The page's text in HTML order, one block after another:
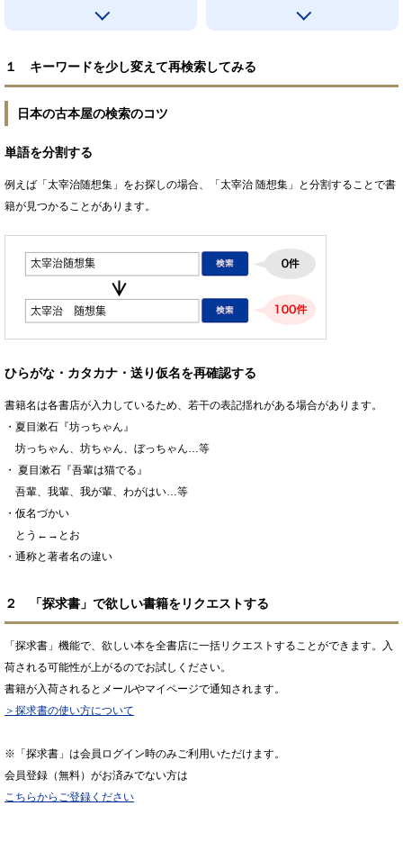
１ キーワードを少し変えて再検索してみる
日本の古本屋の検索のコツ
単語を分割する
例えば「太宰治随想集」をお探しの場合、「太宰治 随想集」と分割することで書
籍が見つかることがあります。
ひらがな・カタカナ・送り仮名を再確認する
書籍名は各書店が入力しているため、若干の表記揺れがある場合があります。
・夏目漱石『坊っちゃん』
坊っちゃん、坊ちゃん、ぼっちゃん…等
・ 夏目漱石『吾輩は猫でる』
吾輩、我輩、我が輩、わがはい…等
・仮名づかい
とう←→とお
・通称と著者名の違い
２ 「探求書」で欲しい書籍をリクエストする
「探求書」機能で、欲しい本を全書店に一括リクエストすることができます。入
荷される可能性が上がるのでお試しください。
書籍が入荷されるとメールやマイページで通知されます。
＞探求書の使い方について
※「探求書」は会員ログイン時のみご利用いただけます。
会員登録（無料）がお済みでない方は
こちらからご登録ください